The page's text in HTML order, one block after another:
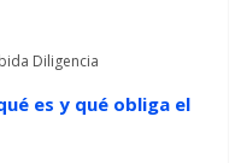
Diligencia
es y qué obliga el